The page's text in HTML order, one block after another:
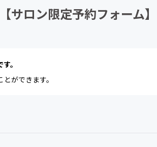
サロン限定予約フォーム】
。
ができます。